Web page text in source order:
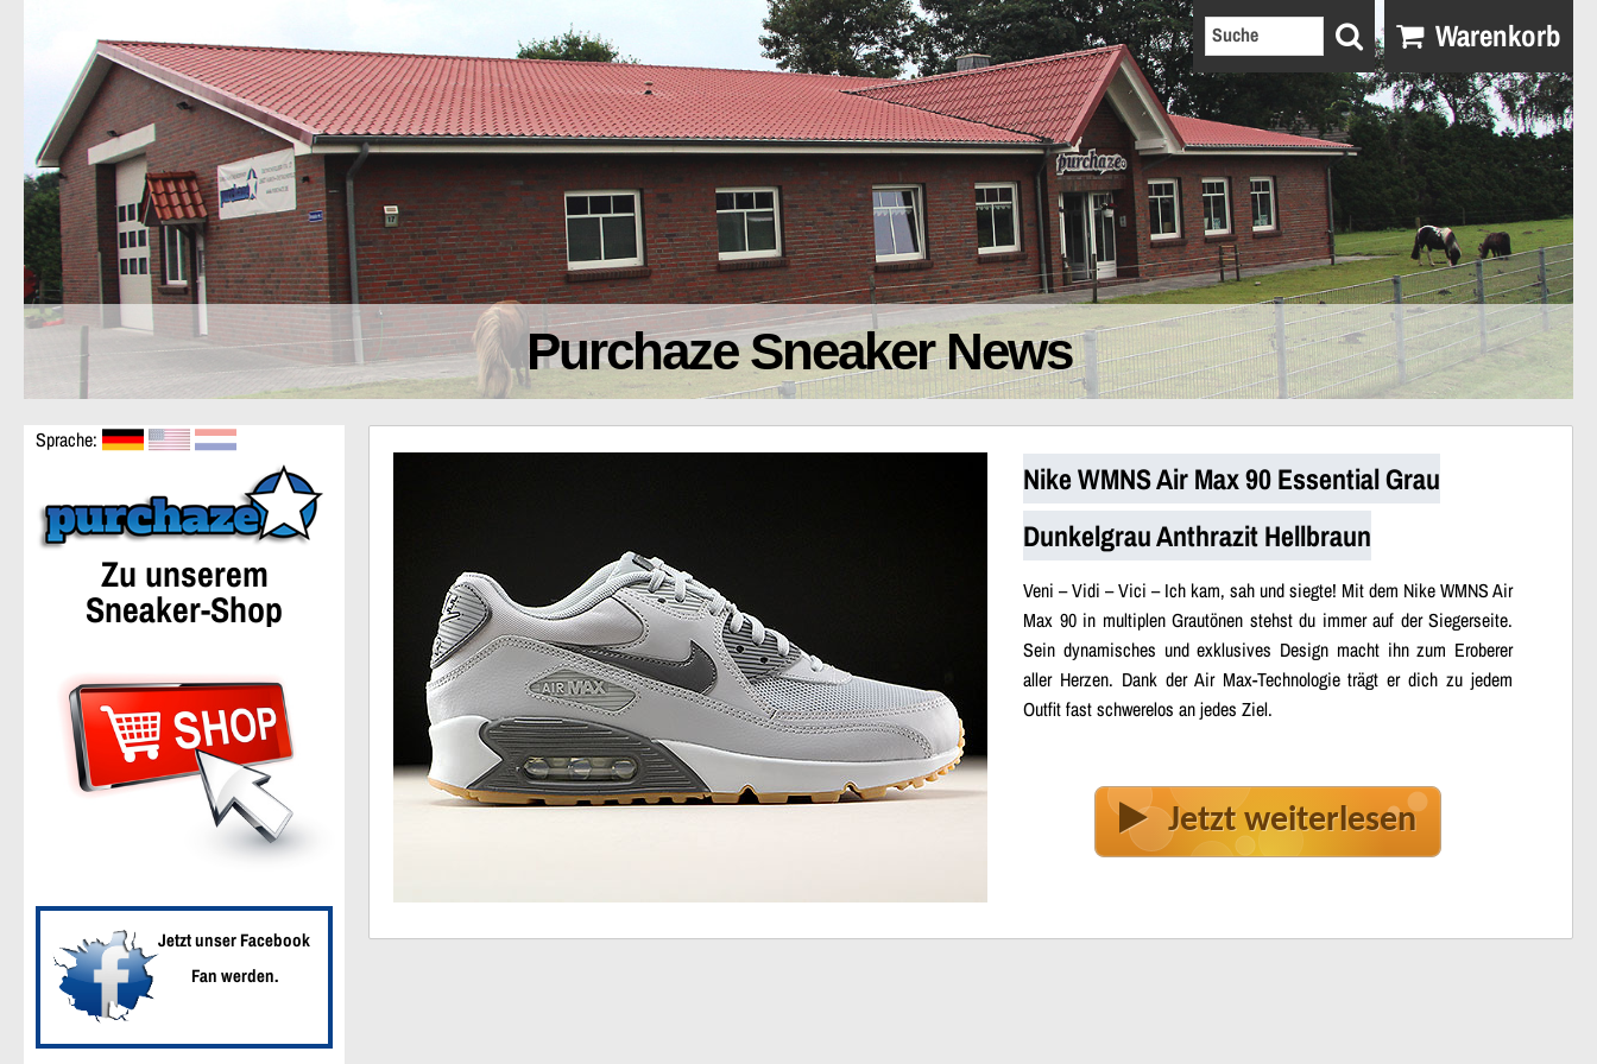
Purchaze Sneaker News
Warenkorb
Sprache:
Zu unserem
Sneaker-Shop
Jetzt unser Facebook
Fan werden.
Nike WMNS Air Max 90 Essential Grau
Dunkelgrau Anthrazit Hellbraun
Veni – Vidi – Vici – Ich kam, sah und siegte! Mit dem Nike WMNS Air
Max 90 in multiplen Grautönen stehst du immer auf der Siegerseite.
Sein dynamisches und exklusives Design macht ihn zum Eroberer
aller Herzen. Dank der Air Max-Technologie trägt er dich zu jedem
Outfit fast schwerelos an jedes Ziel.
Jetzt weiterlesen